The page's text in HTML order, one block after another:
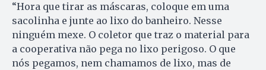
“Hora que tirar as máscaras, coloque em uma
sacolinha e junte ao lixo do banheiro. Nesse
ninguém mexe. O coletor que traz o material para
a cooperativa não pega no lixo perigoso. O que
nós pegamos, nem chamamos de lixo, mas de